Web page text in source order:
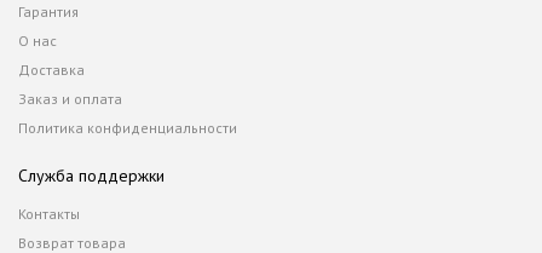
Гарантия
О нас
Доставка
Заказ и оплата
Политика конфиденциальности
Служба поддержки
Контакты
Возврат товара